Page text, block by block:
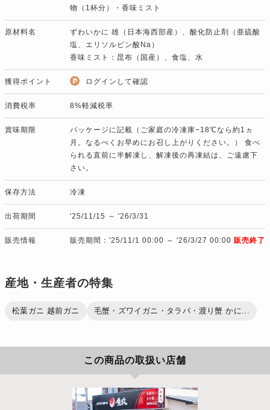
物（1杯分）・香味ミスト
原材料名
ずわいかに 雄（日本海西部産）、酸化防止剤（亜硫酸
塩、エリソルビン酸Na）
香味ミスト：昆布（国産）、食塩、水
獲得ポイント ログインして確認
消費税率 8%軽減税率
賞味期限
パッケージに記載（ご家庭の冷凍庫−18℃なら約1ヵ
月。なるべくお早めにお召し上がりください。） 食べ
られる直前に半解凍し、解凍後の再凍結は、ご遠慮下
さい。
保存方法 冷凍
出荷期間 '25/11/15 ～ '26/3/31
販売情報 販売期間：'25/11/1 00:00 ～ '26/3/27 00:00 販売終了
産地・生産者の特集
松葉ガニ 越前ガニ 毛蟹・ズワイガニ・タラバ・渡り蟹 かに...
この商品の取扱い店舗